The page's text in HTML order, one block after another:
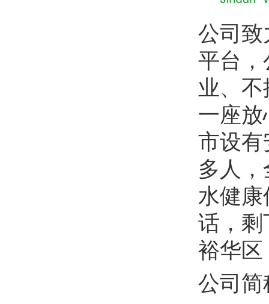
公司致
平台，
业、
一座
市设有
多人
水健
话，剩
裕华区
公司简